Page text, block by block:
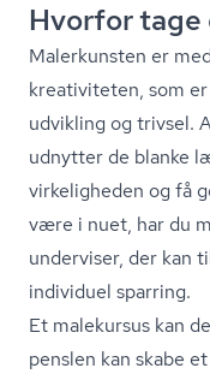
Hvorfor tage
Malerkunsten er
kreativiteten, som
udvikling og trivsel.
udnytter de blanke
virkeligheden og få
være i nuet, har du
underviser, der kan
individuel sparring.
Et malekursus kan
penslen kan skabe